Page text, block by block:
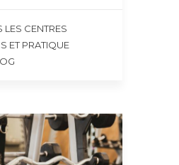
CENTRES
ET PRATIQUE